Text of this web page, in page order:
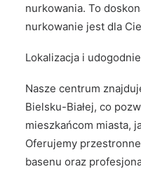
nurkowania. To
nurkowanie jest dla
Lokalizacja i
Nasze centrum
Bielsku-Białej, co
mieszkańcom miasta,
Oferujemy
basenu oraz